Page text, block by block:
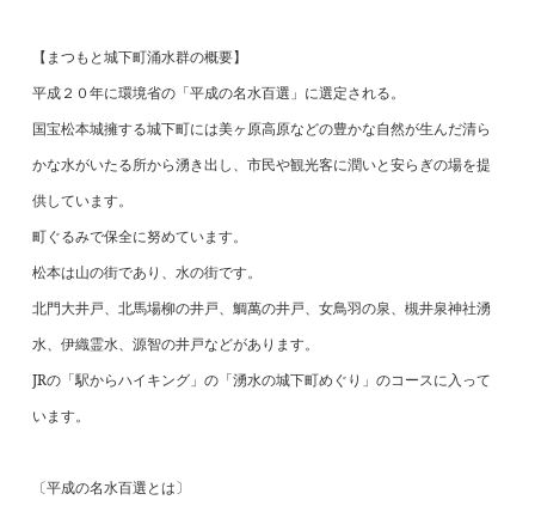
【まつもと城下町涌水群の概要】
平成２０年に環境省の「平成の名水百選」に選定される。
国宝松本城擁する城下町には美ヶ原高原などの豊かな自然が生んだ清ら
かな水がいたる所から湧き出し、市民や観光客に潤いと安らぎの場を提
供しています。
町ぐるみで保全に努めています。
松本は山の街であり、水の街です。
北門大井戸、北馬場柳の井戸、鯛萬の井戸、女鳥羽の泉、槻井泉神社湧
水、伊織霊水、源智の井戸などがあります。
JRの「駅からハイキング」の「湧水の城下町めぐり」のコースに入って
います。
〔平成の名水百選とは〕